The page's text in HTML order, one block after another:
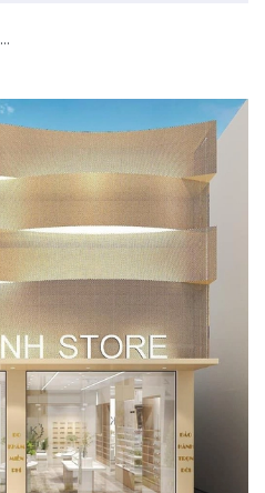
Thu âm quảng cáo khai trương Thảo Kính